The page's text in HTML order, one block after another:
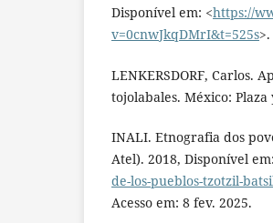
Disponível em: <https://
v=0cnwJkqDMrI&t=525s
LENKERSDORF, Carlos.
tojolabales. México: Plaza
INALI. Etnografia dos
Atel). 2018, Disponível
de-los-pueblos-tzotzil-
Acesso em: 8 fev. 2025.